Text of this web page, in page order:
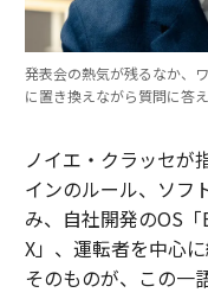
発表会の熱気が残るなか、
に置き換えながら質問に答え
ノイエ・クラッセが
インのルール、ソフ
み、自社開発のOS
X」、運転者を中心
そのものが、この一